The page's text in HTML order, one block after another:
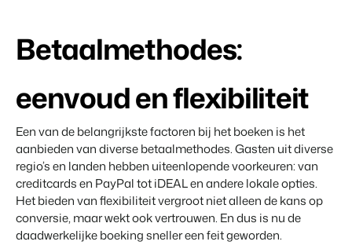
BEX Overzicht
Ontdek de eindeloze mogelijkheden van het Booking
Voor Vakantieparken
Ontdek de voordelen van Booking Experts voor
Voor Concerns
Ontdek de voordelen van Booking Experts voor Concerns &
Groepen.
Over ons
Leer de mensen achter Booking Experts kennen
Betaalmethodes:
eenvoud en flexibiliteit
Een van de belangrijkste factoren bij het boeken is het
aanbieden van diverse betaalmethodes. Gasten uit diverse
regio’s en landen hebben uiteenlopende voorkeuren: van
creditcards en PayPal tot iDEAL en andere lokale opties.
Het bieden van flexibiliteit vergroot niet alleen de kans op
conversie, maar wekt ook vertrouwen. En dus is nu de
daadwerkelijke boeking sneller een feit geworden.